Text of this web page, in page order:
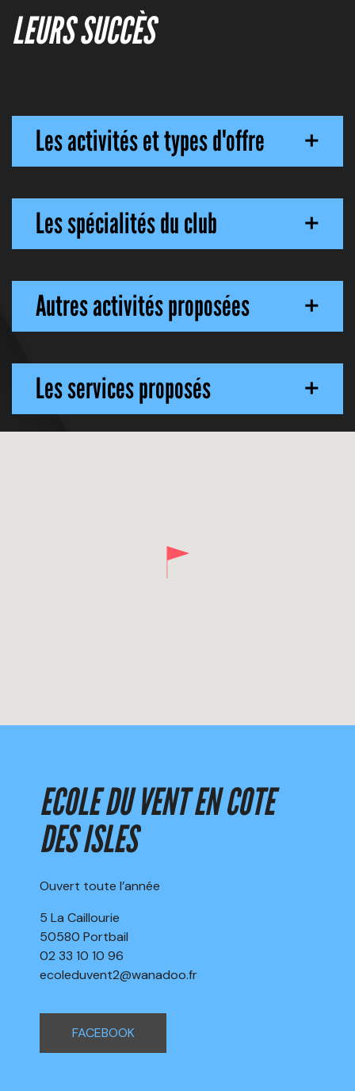
LEURS SUCCÈS
Les activités et types d'offre +
Les spécialités du club +
Autres activités proposées +
Les services proposés +
ECOLE DU VENT EN COTE
DES ISLES
Ouvert toute l’année
5 La Caillourie
50580 Portbail
02 33 10 10 96
ecoleduvent2@wanadoo.fr
FACEBOOK